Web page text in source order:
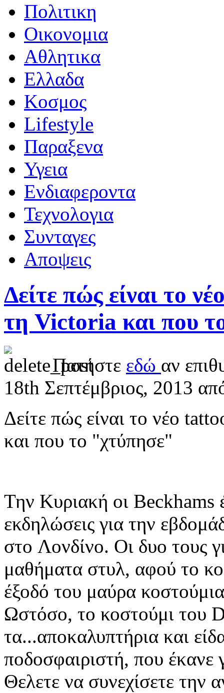
Πολιτικη
Οικονομια
Αθλητικα
Ελλαδα
Κοσμος
Lifestyle
Παραξενα
Υγεια
Ενδιαφεροντα
Τεχνολογια
Συνταγες
Αποψεις
Δείτε πώς είναι το
τη Victoria και που
Πατήστε εδώ αν
18th Σεπτέμβριος, 2013
Δείτε πώς είναι το νέο
και που το "χτύπησε"
Την Κυριακή οι Beckhams
εκδηλώσεις για την
στο Λονδίνο. Οι δυο τους
μαθήματα στυλ, αφού το
έξοδό του μαύρα
Ωστόσο, το κοστούμι του
τα...αποκαλυπτήρια και
ποδοσφαιριστή, που έκανε
Θελετε να συνεχίσετε